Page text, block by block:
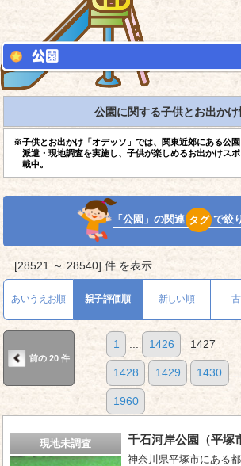
公園に関する子供とお出かけ
※子供とお出かけ「オデッソ」では、関東近郊にある公
派遣・現地調査を実施し、子供が楽しめるお出かけス
載中。
「公園」の関連 タグ で絞
[28521 ～ 28540] 件 を表示
あいうえお順 親子評価順 新しい順
前の 20 件
1 ... 1426 1427
1428 1429 1430 ...
1960
現地未調査 千石河岸公園（平塚
神奈川県平塚市にある